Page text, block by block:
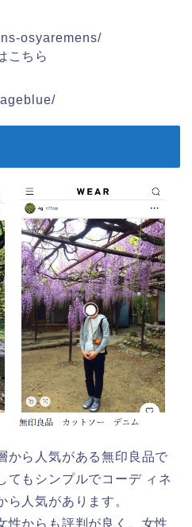
osyaremens/
こちら
から人気がある無印良品で
てもシンプルでコーデ ィネ
ら人気があります。
性からも評判が良く、女性